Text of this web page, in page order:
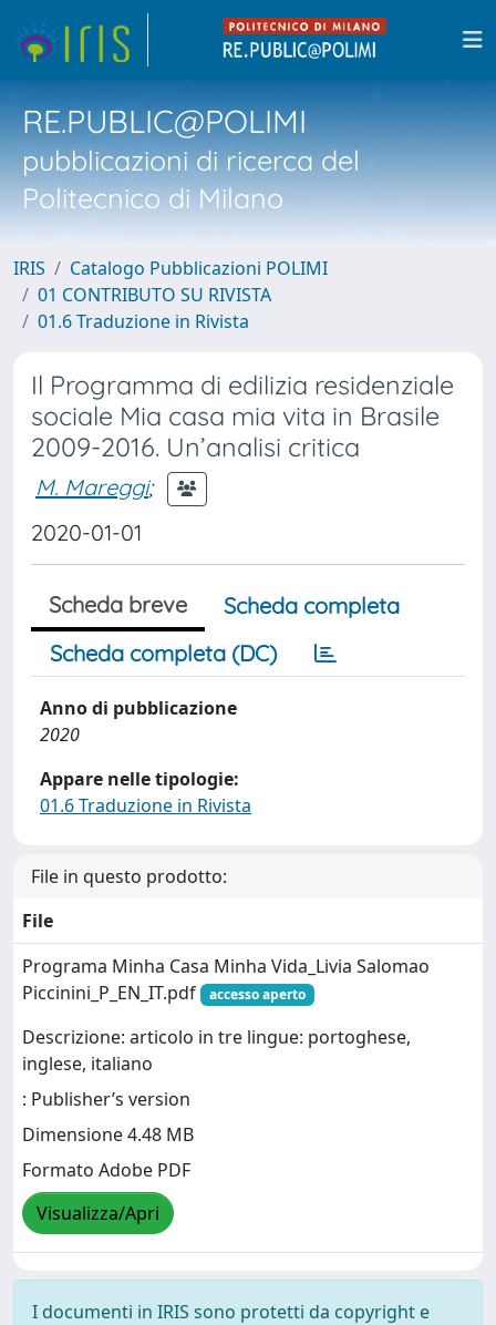
RE.PUBLIC@POLIMI
pubblicazioni di ricerca del
Politecnico di Milano
IRIS
Catalogo Pubblicazioni POLIMI
01 CONTRIBUTO SU RIVISTA
01.6 Traduzione in Rivista
Il Programma di edilizia residenziale
sociale Mia casa mia vita in Brasile
2009-2016. Un’analisi critica
M. Mareggi;
2020-01-01
Scheda breve
Scheda completa
Scheda completa (DC)
Anno di pubblicazione
2020
Appare nelle tipologie:
01.6 Traduzione in Rivista
File in questo prodotto:
File
Programa Minha Casa Minha Vida_Livia Salomao
Piccinini_P_EN_IT.pdf
accesso aperto
Descrizione: articolo in tre lingue: portoghese,
inglese, italiano
: Publisher’s version
Dimensione 4.48 MB
Formato Adobe PDF
Visualizza/Apri
I documenti in IRIS sono protetti da copyright e